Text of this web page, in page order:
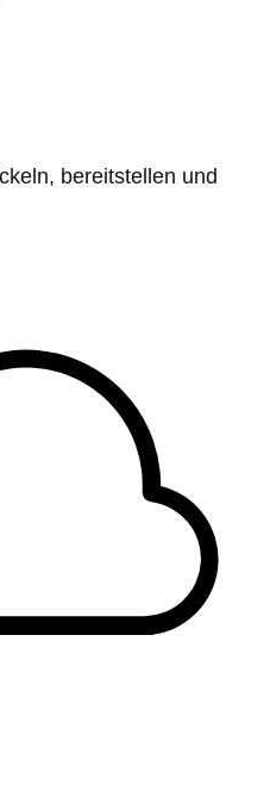
bereitstellen und